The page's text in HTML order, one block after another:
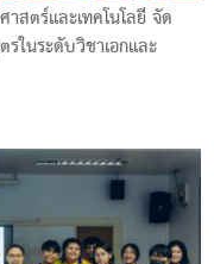
สตร์และเทคโนโลยี จัด
ในระดับวิชาเอกและ